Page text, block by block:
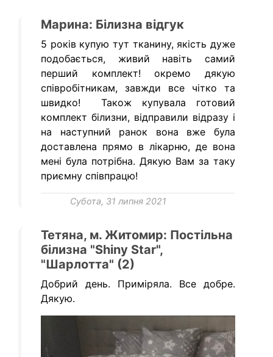
Марина: Білизна відгук
5 років купую тут тканину, якість дуже
подобається, живий навіть самий
перший комплект! окремо дякую
співробітникам, завжди все чітко та
швидко! Також купувала готовий
комплект білизни, відправили відразу і
на наступний ранок вона вже була
доставлена прямо в лікарню, де вона
мені була потрібна. Дякую Вам за таку
приємну співпрацю!
Субота, 31 липня 2021
Тетяна, м. Житомир: Постільна
білизна "Shiny Star",
"Шарлотта" (2)
Добрий день. Приміряла. Все добре.
Дякую.